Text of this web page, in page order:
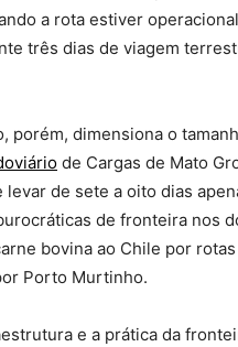
a rota estiver
três dias de viagem
porém, dimensiona o
de Cargas de Mato
de sete a oito dias
de fronteira nos
bovina ao Chile por
Porto Murtinho.
e a prática da